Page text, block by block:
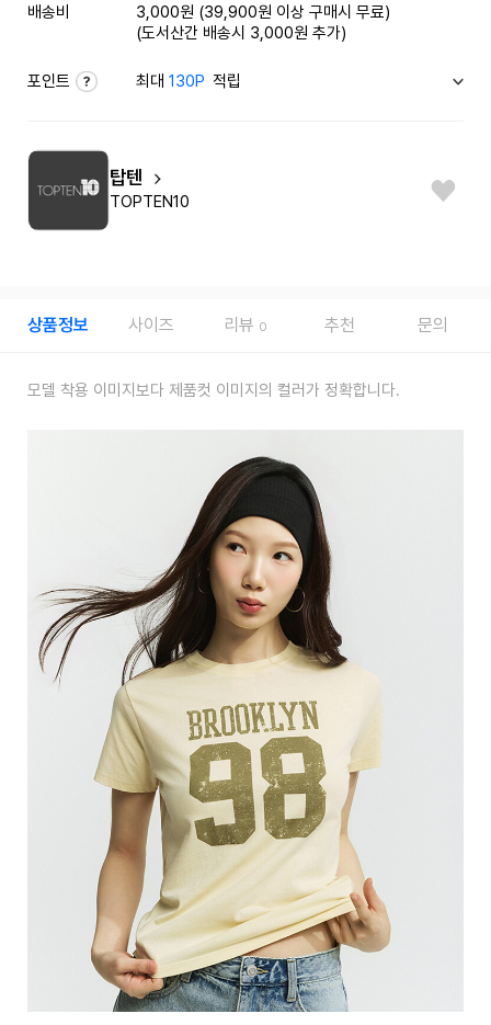
배송비
3,000원 (39,900원 이상 구매시 무료)
(도서산간 배송시 3,000원 추가)
포인트 최대130P 적립
탑텐
TOPTEN10
상품정보 사이즈 리뷰 0 추천 문의
모델 착용 이미지보다 제품컷 이미지의 컬러가 정확합니다.